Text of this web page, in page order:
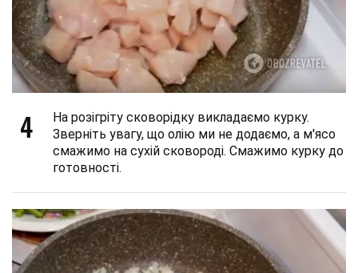
4
На розігріту сковорідку викладаємо курку.
Зверніть увагу, що олію ми не додаємо, а м'ясо
смажимо на сухій сковороді. Смажимо курку до
готовності.